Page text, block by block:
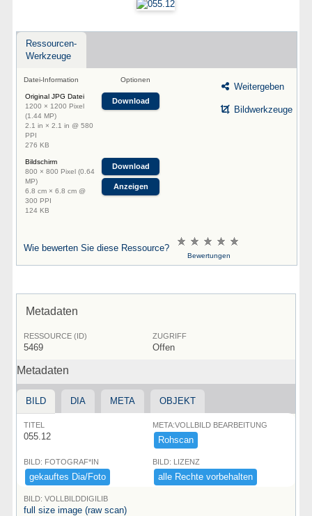
Ressourcen-
Werkzeuge
Datei-Information Optionen
Original JPG Datei
1200 × 1200 Pixel
(1.44 MP)
2.1 in × 2.1 in @ 580
PPI
276 KB
Download
Bildschirm
800 × 800 Pixel (0.64
MP)
6.8 cm × 6.8 cm @
300 PPI
124 KB
Download
Anzeigen
Weitergeben
Bildwerkzeuge
Wie bewerten Sie diese Ressource?
Bewertungen
Metadaten
RESSOURCE (ID)
5469
ZUGRIFF
Offen
Metadaten
BILD DIA META OBJEKT
TITEL
055.12
META:VOLLBILD BEARBEITUNG
Rohscan
BILD: FOTOGRAF*IN
gekauftes ​Dia/​Foto
BILD: LIZENZ
alle ​Rechte ​vorbehalten
BILD: VOLLBILDDIGILIB
full size image (raw scan)